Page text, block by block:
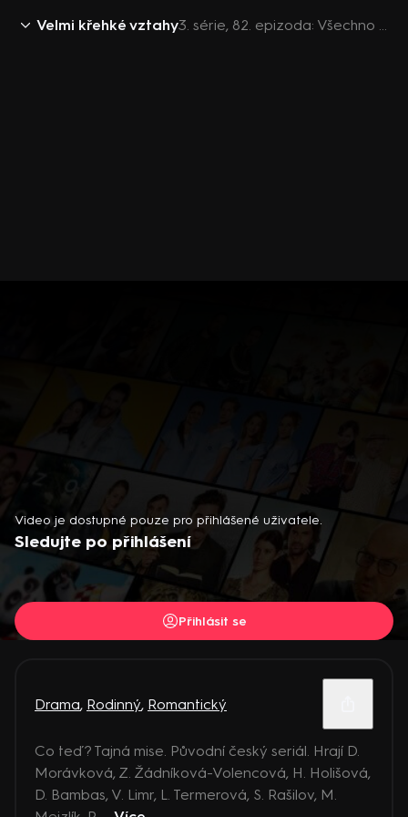
Velmi křehké vztahy 3. série, 82. epizoda: Všechno pro dítě
Video je dostupné pouze pro přihlášené uživatele.
Sledujte po přihlášení
Přihlásit se
Drama, Rodinný, Romantický
Co teď? Tajná mise. Původní český seriál. Hrají D.
Morávková, Z. Žádníková-Volencová, H. Holišová,
D. Bambas, V. Limr, L. Termerová, S. Rašilov, M.